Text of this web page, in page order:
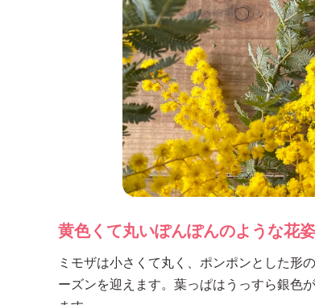
黄色くて丸いぽんぽんのような花姿
ミモザは小さくて丸く、ポンポンとした形
ーズンを迎えます。葉っぱはうっすら銀色